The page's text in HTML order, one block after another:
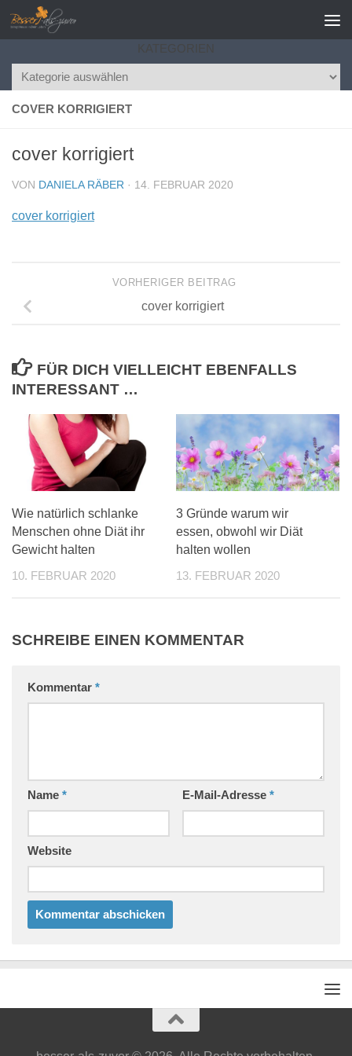
Zum Inhalt springen
KATEGORIEN
Kategorien
COVER KORRIGIERT
cover korrigiert
VON DANIELA RÄBER · 14. FEBRUAR 2020
cover korrigiert
VORHERIGER BEITRAG
cover korrigiert
FÜR DICH VIELLEICHT EBENFALLS
INTERESSANT …
Wie natürlich schlanke
Menschen ohne Diät ihr
Gewicht halten
10. FEBRUAR 2020
3 Gründe warum wir
essen, obwohl wir Diät
halten wollen
13. FEBRUAR 2020
SCHREIBE EINEN KOMMENTAR
Kommentar *
Name * E-Mail-Adresse *
Website